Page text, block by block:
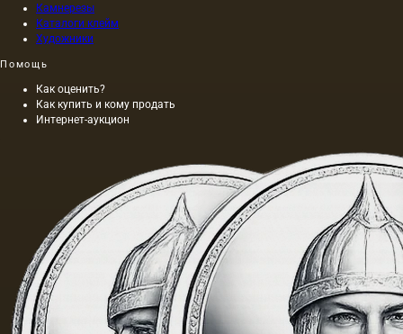
Камнерезы
Каталоги клейм
Художники
Помощь
Как оценить?
Как купить и кому продать
Интернет-аукцион